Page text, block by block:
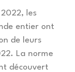
les
entier ont
de leurs
La norme
découvert